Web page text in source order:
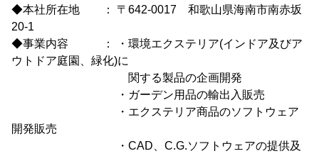
◆本社所在地 ： 〒642-0017 和歌山県海南市南赤坂
20-1
◆事業内容 ： ・環境エクステリア(インドア及びア
ウトドア庭園、緑化)に
関する製品の企画開発
・ガーデン用品の輸出入販売
・エクステリア商品のソフトウェア
開発販売
・CAD、C.G.ソフトウェアの提供及